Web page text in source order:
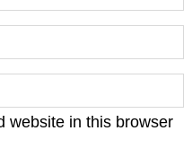
website in this browser